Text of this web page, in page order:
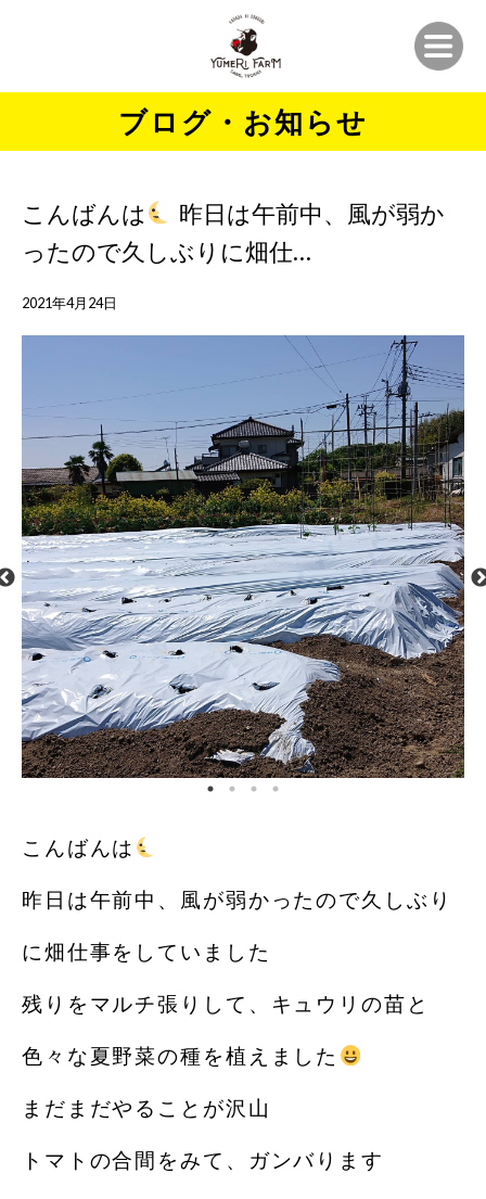
ブログ・お知らせ
こんばんは
昨日は午前中、風が弱か
ったので久しぶりに畑仕…
2021年4月24日
こんばんは
昨日は午前中、風が弱かったので久しぶり
に畑仕事をしていました
残りをマルチ張りして、キュウリの苗と
色々な夏野菜の種を植えました
まだまだやることが沢山
トマトの合間をみて、ガンバります